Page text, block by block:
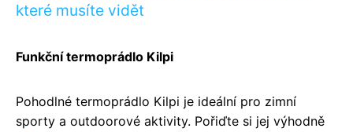
které musíte vidět
Funkční termoprádlo Kilpi
Pohodlné termoprádlo Kilpi je ideální pro zimní
sporty a outdoorové aktivity. Pořiďte si jej výhodně